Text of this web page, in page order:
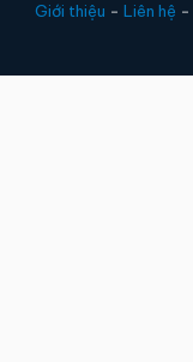
Giới thiệu - Liên hệ -